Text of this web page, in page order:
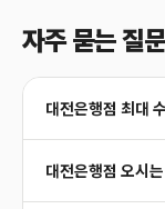
자주 묻는 질
대전은행점 최대
대전은행점 오시